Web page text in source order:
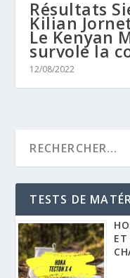
Résultats
Kilian
Le Kenyan
survole la
12/08/2022
TESTS DE
ET